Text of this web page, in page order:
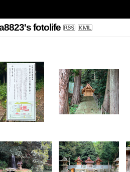
fotolife